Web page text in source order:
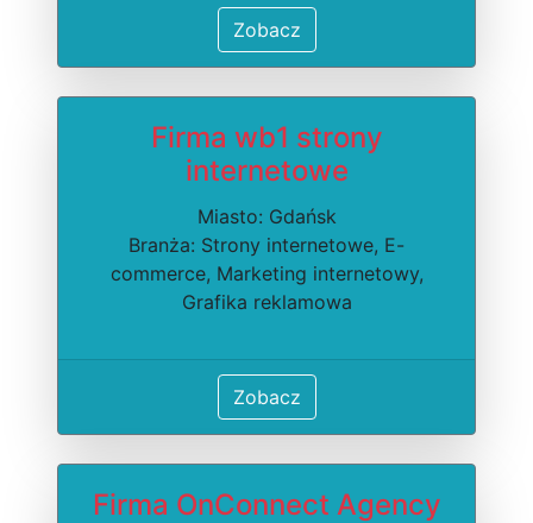
Zobacz
Firma wb1 strony
internetowe
Miasto: Gdańsk
Branża: Strony internetowe, E-
commerce, Marketing internetowy,
Grafika reklamowa
Zobacz
Firma OnConnect Agency